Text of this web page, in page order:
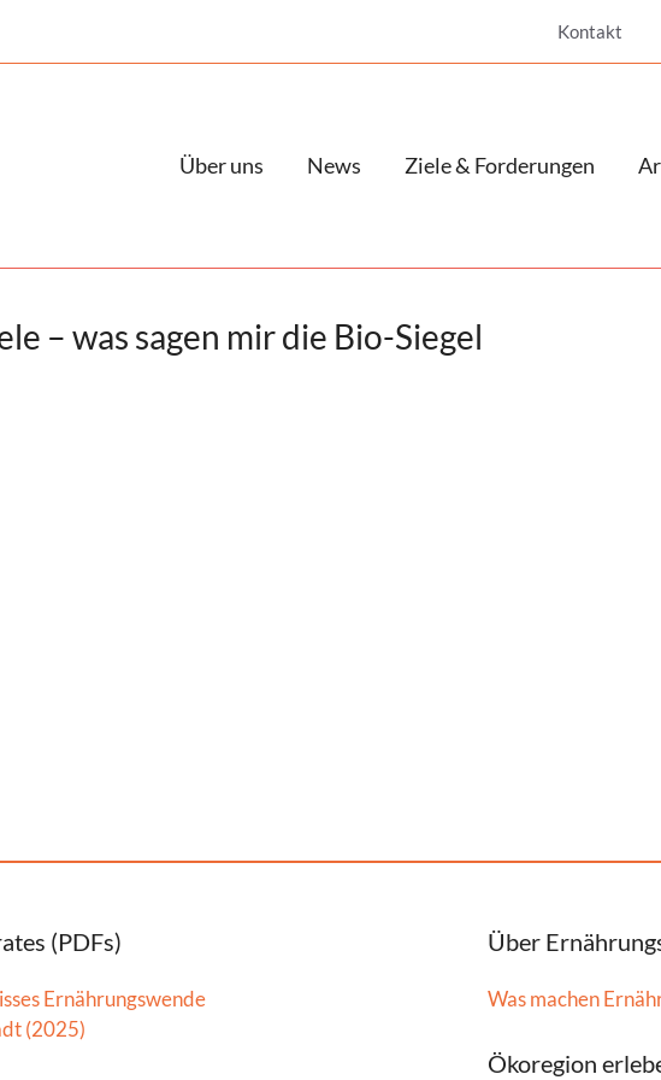
Kontakt
Über uns News Ziele & Forderungen
– was sagen mir die Bio-Siegel
(PDFs)
Ernährungswende
(2025)
Über
Was machen
Ökoregion